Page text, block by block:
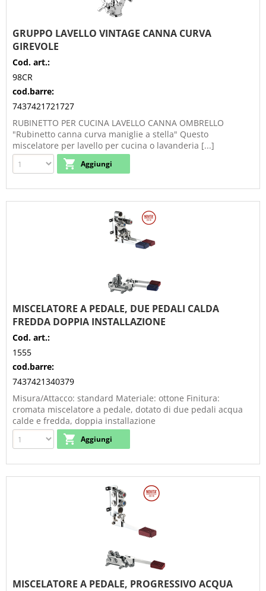
GRUPPO LAVELLO VINTAGE CANNA CURVA
GIREVOLE
Cod. art.:
98CR
cod.barre:
7437421721727
RUBINETTO PER CUCINA LAVELLO CANNA OMBRELLO
"Rubinetto canna curva maniglie a stella" Questo
miscelatore per lavello per cucina o lavanderia [...]
MISCELATORE A PEDALE, DUE PEDALI CALDA
FREDDA DOPPIA INSTALLAZIONE
Cod. art.:
1555
cod.barre:
7437421340379
Misura/Attacco: standard Materiale: ottone Finitura:
cromata miscelatore a pedale, dotato di due pedali acqua
calde e fredda, doppia installazione
MISCELATORE A PEDALE, PROGRESSIVO ACQUA